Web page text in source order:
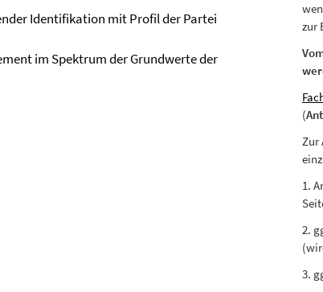
Identifikation mit Profil der Partei
im Spektrum der Grundwerte der
zur
(
Zur
1.
2.
3.